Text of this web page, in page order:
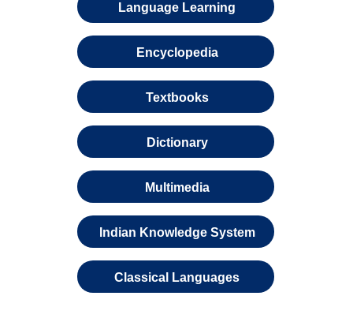
Language Learning
Encyclopedia
Textbooks
Dictionary
Multimedia
Indian Knowledge System
Classical Languages